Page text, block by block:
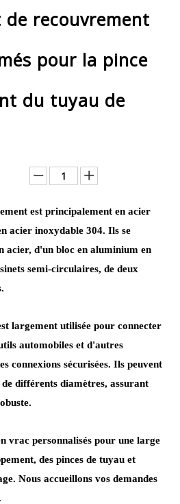
de recouvrement
pour la pince
du tuyau de
est principalement en acier
acier inoxydable 304. Ils se
acier, d'un bloc en aluminium en
semi-circulaires, de deux
largement utilisée pour connecter
automobiles et d'autres
connexions sécurisées. Ils peuvent
différents diamètres, assurant
vrac personnalisés pour une large
des pinces de tuyau et
Nous accueillons vos demandes